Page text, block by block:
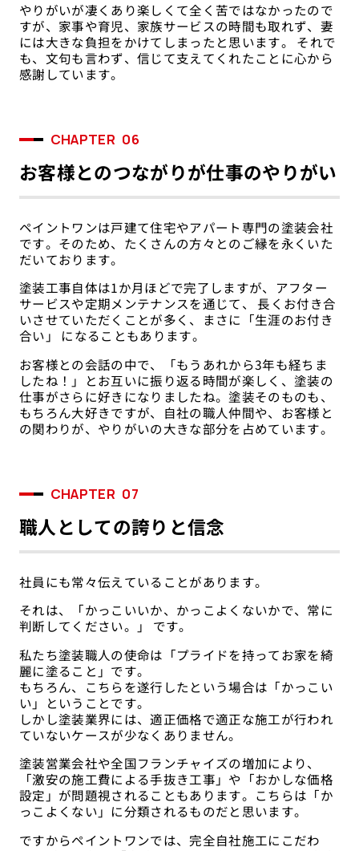
やりがいが凄くあり楽しくて全く苦ではなかったので
すが、家事や育児、家族サービスの時間も取れず、妻
には大きな負担をかけてしまったと思います。 それで
も、文句も言わず、信じて支えてくれたことに心から
感謝しています。
CHAPTER 06
お客様とのつながりが仕事のやりがい
ペイントワンは戸建て住宅やアパート専門の塗装会社
です。そのため、たくさんの方々とのご縁を永くいた
だいております。
塗装工事自体は1か月ほどで完了しますが、アフター
サービスや定期メンテナンスを通じて、 長くお付き合
いさせていただくことが多く、まさに「生涯のお付き
合い」 になることもあります。
お客様との会話の中で、「もうあれから3年も経ちま
したね！」とお互いに振り返る時間が楽しく、塗装の
仕事がさらに好きになりましたね。塗装そのものも、
もちろん大好きですが、自社の職人仲間や、お客様と
の関わりが、やりがいの大きな部分を占めています。
CHAPTER 07
職人としての誇りと信念
社員にも常々伝えていることがあります。
それは、「かっこいいか、かっこよくないかで、常に
判断してください。」 です。
私たち塗装職人の使命は「プライドを持ってお家を綺
麗に塗ること」です。
もちろん、こちらを遂行したという場合は「かっこい
い」ということです。
しかし塗装業界には、適正価格で適正な施工が行われ
ていないケースが少なくありません。
塗装営業会社や全国フランチャイズの増加により、
「激安の施工費による手抜き工事」や「おかしな価格
設定」が問題視されることもあります。こちらは「か
っこよくない」に分類されるものだと思います。
ですからペイントワンでは、完全自社施工にこだわ